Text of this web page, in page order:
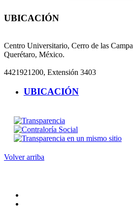
UBICACIÓN
Centro Universitario, Cerro de las
Querétaro, México.
4421921200, Extensión 3403
UBICACIÓN
Volver arriba